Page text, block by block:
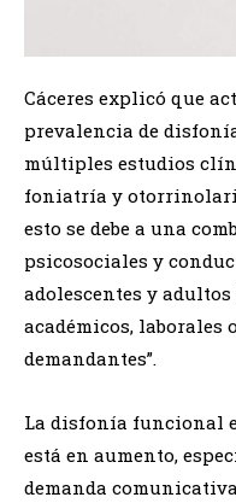
Cáceres explicó que
prevalencia de
múltiples estudios
foniatría y
esto se debe a una
psicosociales y
adolescentes y
académicos, laborales
demandantes”.
La disfonía funcional
está en aumento,
demanda